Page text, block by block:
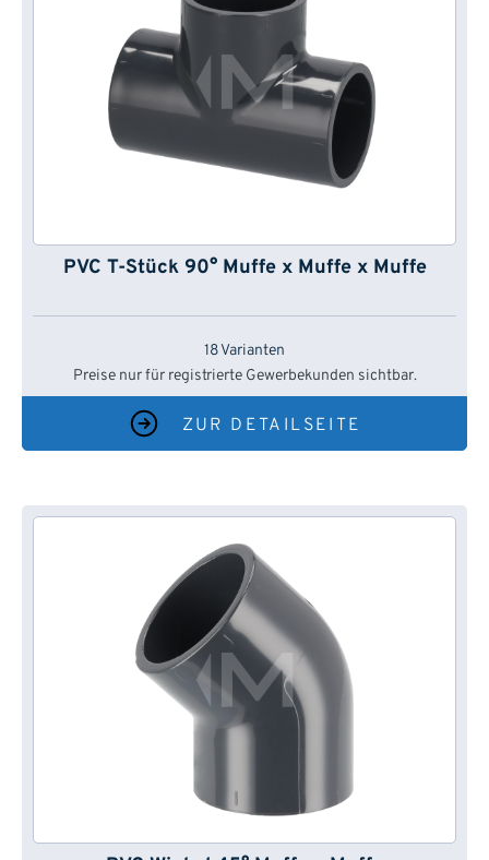
PVC T-Stück 90° Muffe x Muffe x Muffe
18 Varianten
Preise nur für registrierte Gewerbekunden sichtbar.
ZUR DETAILSEITE